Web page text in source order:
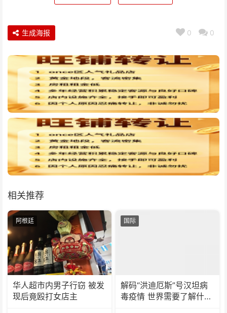
0 0
生成海报
相关推荐
阿根廷
华人超市内男子行窃 被发
现后竟殴打女店主
国际
解码“洪迪厄斯”号汉坦病
毒疫情 世界需要了解什